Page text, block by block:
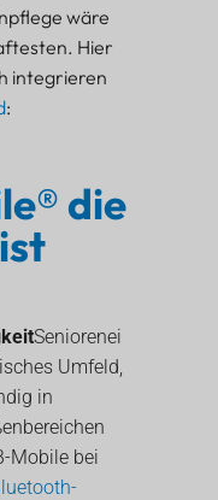
wäre
Hier
integrieren
:
die
Seniorenei
Umfeld,
in
Mobile bei